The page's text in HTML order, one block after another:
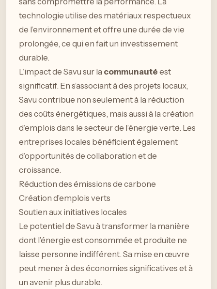
technologie utilise des matériaux respectueux
de l’environnement et offre une durée de vie
prolongée, ce qui en fait un investissement
durable.
L’impact de Savu sur la communauté est
significatif. En s’associant à des projets locaux,
Savu contribue non seulement à la réduction
des coûts énergétiques, mais aussi à la création
d’emplois dans le secteur de l’énergie verte. Les
entreprises locales bénéficient également
d’opportunités de collaboration et de
croissance.
Réduction des émissions de carbone
Création d’emplois verts
Soutien aux initiatives locales
Le potentiel de Savu à transformer la manière
dont l’énergie est consommée et produite ne
laisse personne indifférent. Sa mise en œuvre
peut mener à des économies significatives et à
un avenir plus durable.